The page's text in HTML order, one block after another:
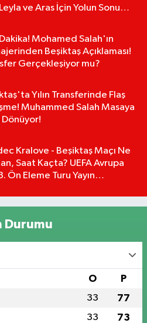
ve Aras İçin Yolun Sonu
Mohamed Salah'ın
Beşiktaş Açıklaması!
Gerçekleşiyor mu?
Yılın Transferinde Flaş
Muhammed Salah Masaya
Kralove - Beşiktaş Maçı Ne
Saat Kaçta? UEFA Avrupa
Ön Eleme Turu Yayın
Durumu
O P
33 77
33 73